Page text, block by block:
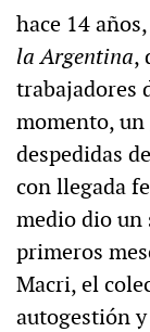
hace 14
la Argentina,
trabajadores
momento, un
despedidas
con llegada
medio dio un
primeros
Macri, el
autogestión